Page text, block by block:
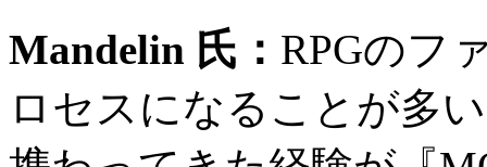
Mandelin 氏： RPGのフ
ロセスになることが多